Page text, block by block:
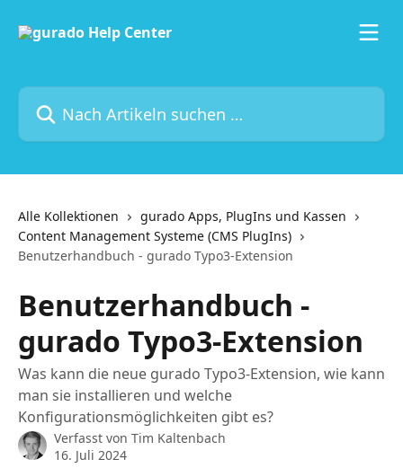
Nach Artikeln suchen …
Alle Kollektionen
gurado Apps, PlugIns und Kassen
Content Management Systeme (CMS PlugIns)
Benutzerhandbuch - gurado Typo3-Extension
Benutzerhandbuch -
gurado Typo3-Extension
Was kann die neue gurado Typo3-Extension, wie kann
man sie installieren und welche
Konfigurationsmöglichkeiten gibt es?
Verfasst von Tim Kaltenbach
16. Juli 2024